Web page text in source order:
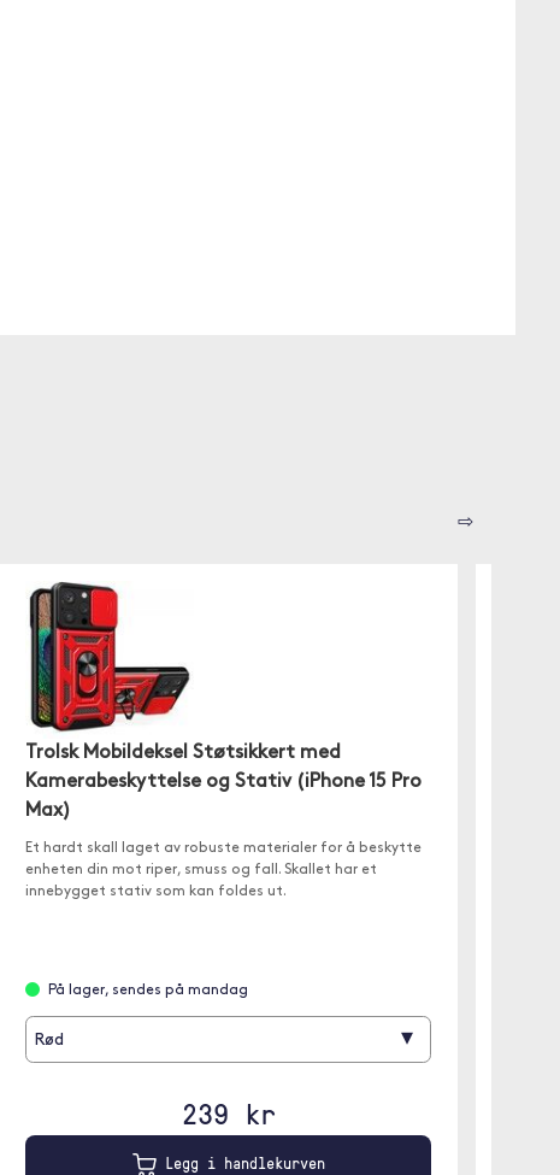
⇨
Trolsk Mobildeksel Støtsikkert med
Kamerabeskyttelse og Stativ (iPhone 15 Pro
Max)
Et hardt skall laget av robuste materialer for å beskytte
enheten din mot riper, smuss og fall. Skallet har et
innebygget stativ som kan foldes ut.
På lager, sendes på mandag
Rød ▾
239 kr
Legg i handlekurven